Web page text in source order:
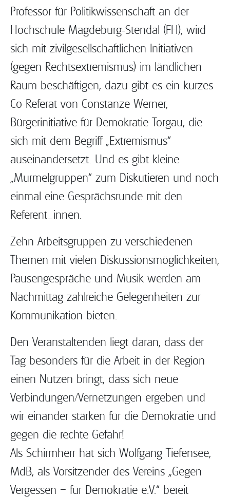
Professor für Politikwissenschaft an der
Hochschule Magdeburg-Stendal (FH), wird
sich mit zivilgesellschaftlichen Initiativen
(gegen Rechtsextremismus) im ländlichen
Raum beschäftigen, dazu gibt es ein kurzes
Co-Referat von Constanze Werner,
Bürgerinitiative für Demokratie Torgau, die
sich mit dem Begriff „Extremismus“
auseinandersetzt. Und es gibt kleine
„Murmelgruppen“ zum Diskutieren und noch
einmal eine Gesprächsrunde mit den
Referent_innen.
Zehn Arbeitsgruppen zu verschiedenen
Themen mit vielen Diskussionsmöglichkeiten,
Pausengespräche und Musik werden am
Nachmittag zahlreiche Gelegenheiten zur
Kommunikation bieten.
Den Veranstaltenden liegt daran, dass der
Tag besonders für die Arbeit in der Region
einen Nutzen bringt, dass sich neue
Verbindungen/Vernetzungen ergeben und
wir einander stärken für die Demokratie und
gegen die rechte Gefahr!
Als Schirmherr hat sich Wolfgang Tiefensee,
MdB, als Vorsitzender des Vereins „Gegen
Vergessen – für Demokratie e.V.“ bereit